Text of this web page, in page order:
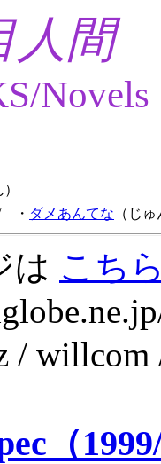
人間
Novels
・ ダメあんてな （じ
は こち
/
（